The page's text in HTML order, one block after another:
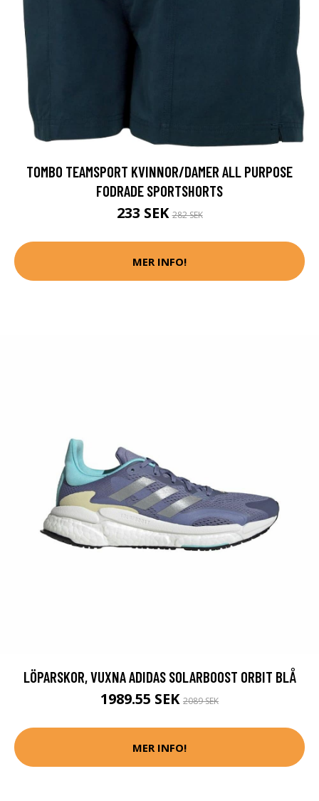
TOMBO TEAMSPORT KVINNOR/DAMER ALL PURPOSE
FODRADE SPORTSHORTS
233 SEK282 SEK
MER INFO!
LÖPARSKOR, VUXNA ADIDAS SOLARBOOST ORBIT BLÅ
1989.55 SEK 2089 SEK
MER INFO!